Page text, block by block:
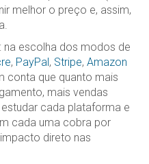
melhor o preço e, assim,
: na escolha dos modos de
, PayPal, Stripe, Amazon
conta que quanto mais
mais vendas
cada plataforma e
cada uma cobra por
direto nas